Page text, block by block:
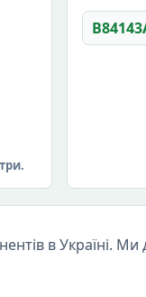
в Україні.